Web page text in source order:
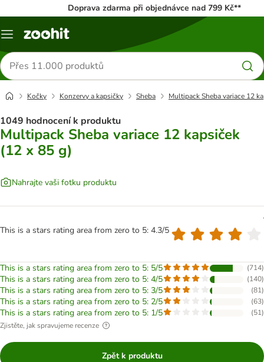
Doprava zdarma při objednávce nad 799 Kč**
Menu
Hledat
produkty
Kočky Konzervy a kapsičky Sheba Multipack Sheba variace 12
1049 hodnocení k produktu
Multipack Sheba variace 12 kapsiček
(12 x 85 g)
Nahrajte vaši fotku produktu
This is a stars rating area from zero to 5: 4.3/5
This is a stars rating area from zero to 5: 5/5 (714)
This is a stars rating area from zero to 5: 4/5 (140)
This is a stars rating area from zero to 5: 3/5 (81)
This is a stars rating area from zero to 5: 2/5 (63)
This is a stars rating area from zero to 5: 1/5 (51)
Zjistěte, jak spravujeme recenze
Zpět k produktu